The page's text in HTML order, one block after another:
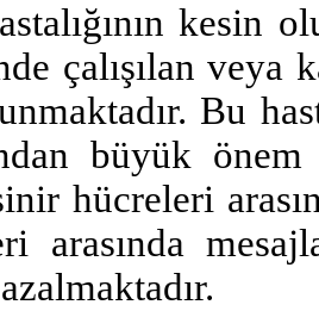
kesin
çalışılan
Bu
büyük
hücreleri
arasında